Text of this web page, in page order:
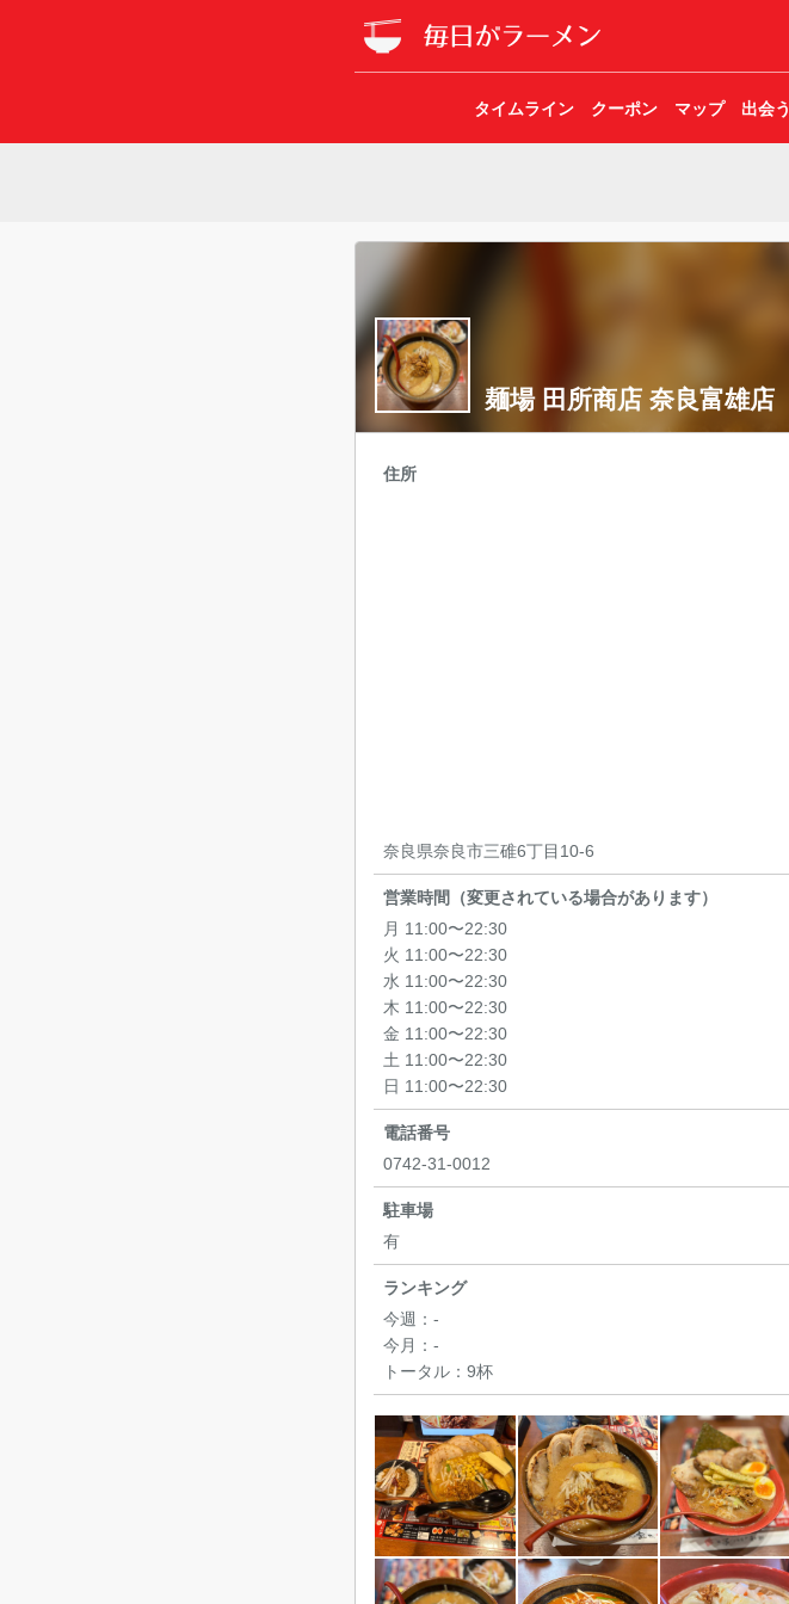
タイムライン クーポン マップ 出会う
麺場 田所商店 奈良富雄店
住所
奈良県奈良市三碓6丁目10-6
営業時間（変更されている場合があります）
月 11:00〜22:30
火 11:00〜22:30
水 11:00〜22:30
木 11:00〜22:30
金 11:00〜22:30
土 11:00〜22:30
日 11:00〜22:30
電話番号
0742-31-0012
駐車場
有
ランキング
今週： -
今月： -
トータル： 9杯